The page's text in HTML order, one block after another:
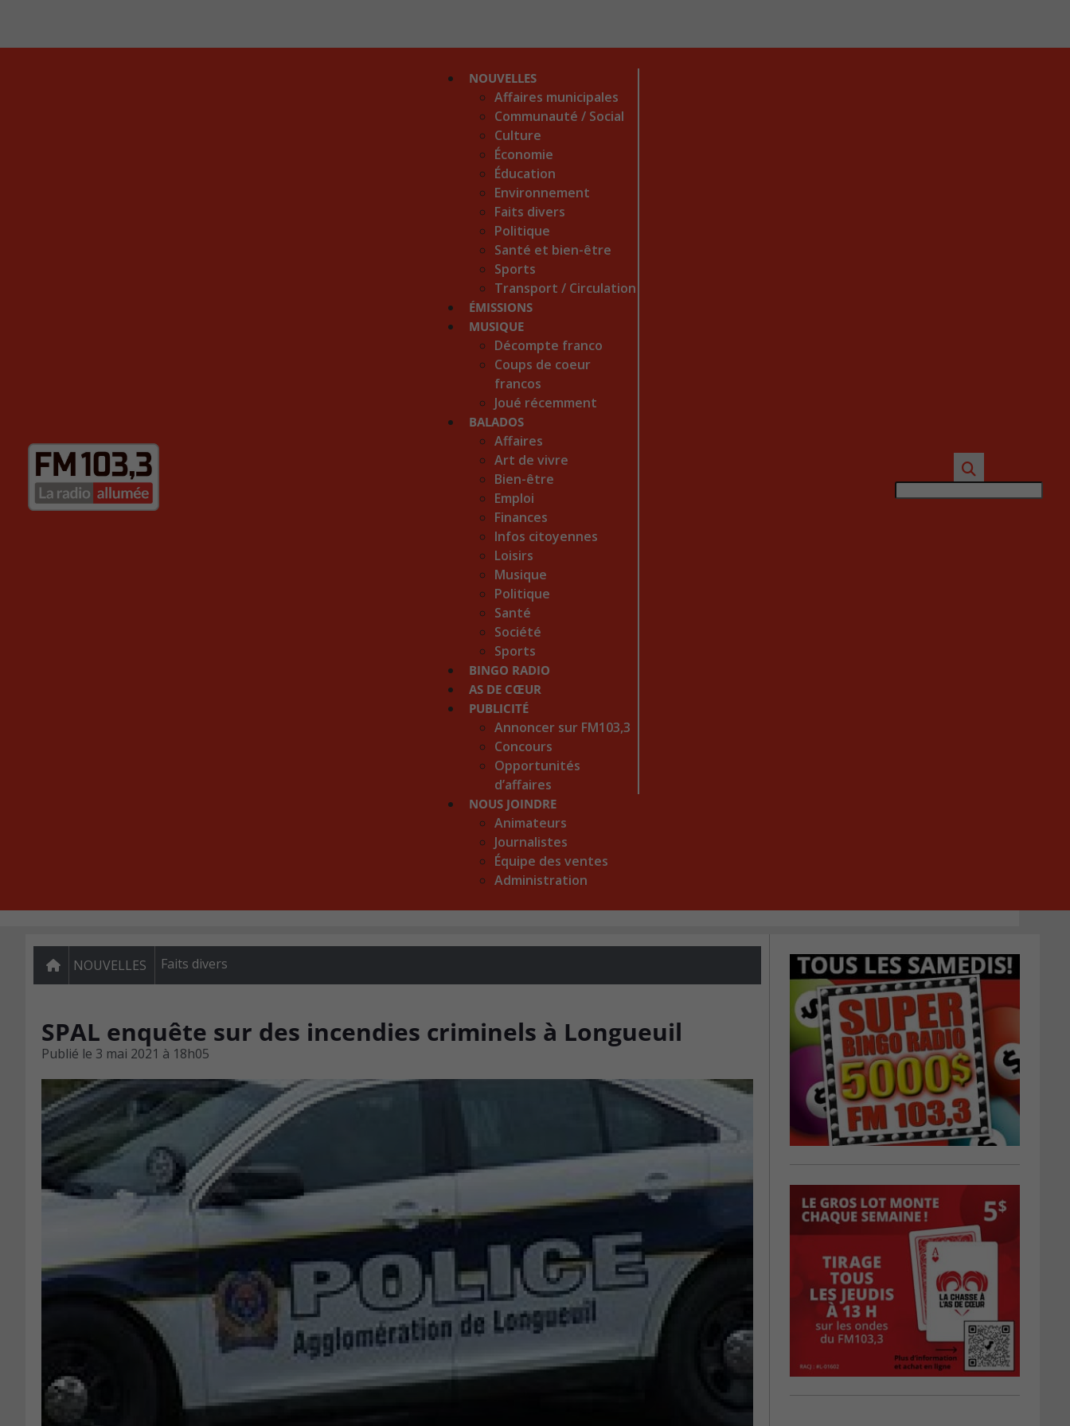
NOUVELLES
Affaires municipales
Communauté / Social
Culture
Économie
Éducation
Environnement
Faits divers
Politique
Santé et bien-être
Sports
Transport / Circulation
ÉMISSIONS
MUSIQUE
Décompte franco
Coups de coeur
francos
Joué récemment
BALADOS
Affaires
Art de vivre
Bien-être
Emploi
Finances
Infos citoyennes
Loisirs
Musique
Politique
Santé
Société
Sports
BINGO RADIO
AS DE CŒUR
PUBLICITÉ
Annoncer sur FM103,3
Concours
Opportunités
d’affaires
NOUS JOINDRE
Animateurs
Journalistes
Équipe des ventes
Administration
NOUVELLES Faits divers
SPAL enquête sur des incendies criminels à Longueuil
Publié le 3 mai 2021 à 18h05